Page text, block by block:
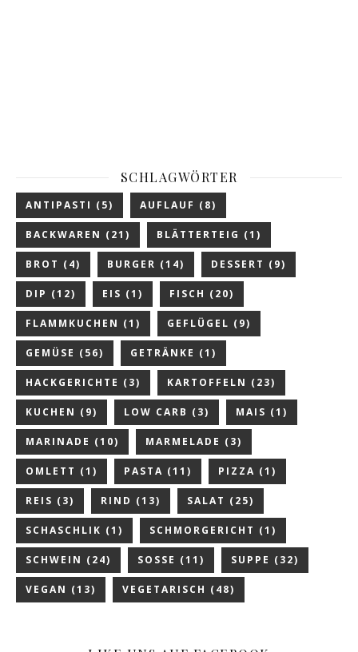
SCHLAGWÖRTER
ANTIPASTI (5) AUFLAUF (8)
BACKWAREN (21) BLÄTTERTEIG (1)
BROT (4) BURGER (14) DESSERT (9)
DIP (12) EIS (1) FISCH (20)
FLAMMKUCHEN (1) GEFLÜGEL (9)
GEMÜSE (56) GETRÄNKE (1)
HACKGERICHTE (3) KARTOFFELN (23)
KUCHEN (9) LOW CARB (3) MAIS (1)
MARINADE (10) MARMELADE (3)
OMLETT (1) PASTA (11) PIZZA (1)
REIS (3) RIND (13) SALAT (25)
SCHASCHLIK (1) SCHMORGERICHT (1)
SCHWEIN (24) SOSSE (11) SUPPE (32)
VEGAN (13) VEGETARISCH (48)